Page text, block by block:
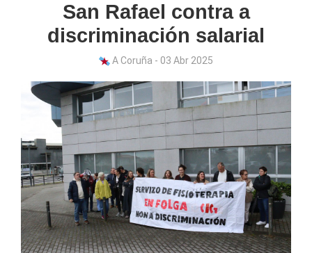
San Rafael contra a
discriminación salarial
A Coruña - 03 Abr 2025